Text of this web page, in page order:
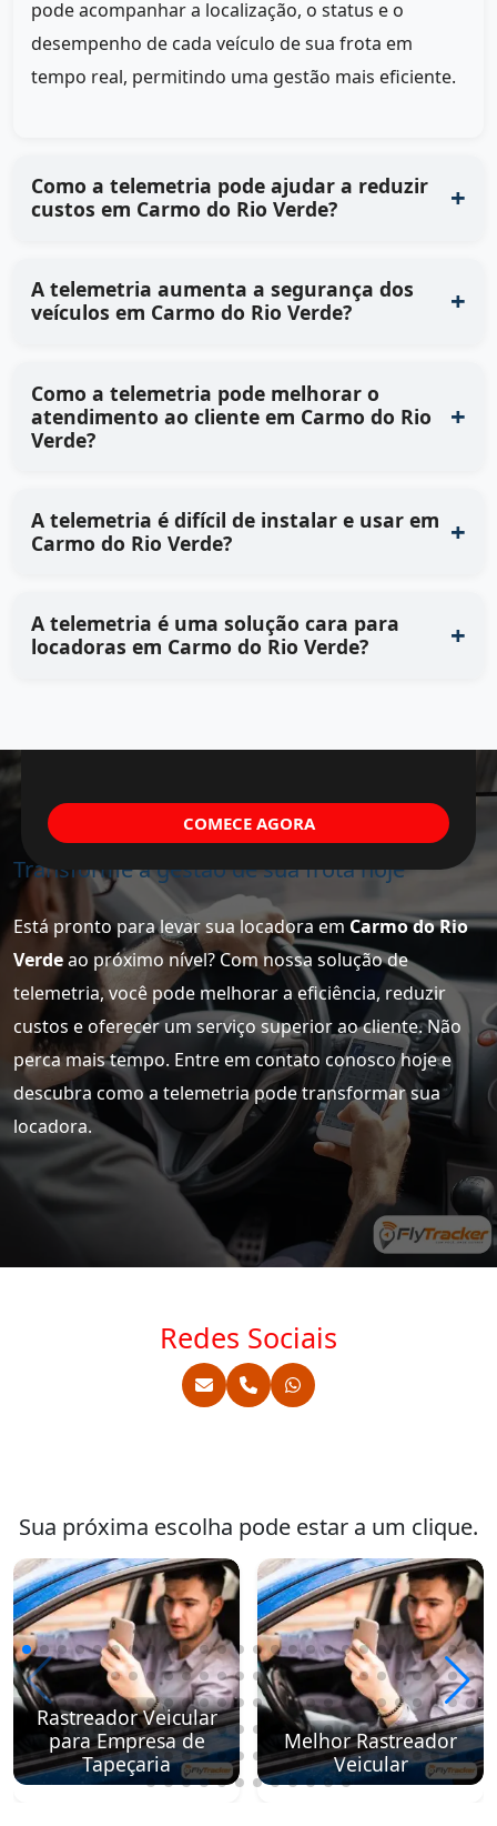
pode acompanhar a localização, o status e o
desempenho de cada veículo de sua frota em
tempo real, permitindo uma gestão mais eficiente.
Como a telemetria pode ajudar a reduzir
custos em Carmo do Rio Verde?
A telemetria aumenta a segurança dos
veículos em Carmo do Rio Verde?
Como a telemetria pode melhorar o
atendimento ao cliente em Carmo do Rio
Verde?
A telemetria é difícil de instalar e usar em
Carmo do Rio Verde?
A telemetria é uma solução cara para
locadoras em Carmo do Rio Verde?
Transforme a gestão de sua frota hoje
Está pronto para levar sua locadora emCarmo do Rio
Verdeao próximo nível? Com nossa solução de
telemetria, você pode melhorar a eficiência, reduzir
custos e oferecer um serviço superior ao cliente. Não
perca mais tempo. Entre em contato conosco hoje e
descubra como a telemetria pode transformar sua
locadora.
COMECE AGORA
Redes Sociais
Sua próxima escolha pode estar a um clique.
Rastreador Veicular
para Empresa de
Tapeçaria
Melhor Rastreador
Veicular